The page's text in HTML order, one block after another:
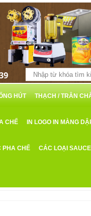
HÚT THẠCH / TRÂN
CHẾ IN LOGO IN MÀNG
PHA CHẾ CÁC LOẠI SAUCE